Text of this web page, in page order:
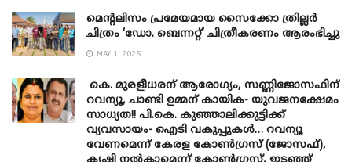
മെന്‍റലിസം പ്രമേയമായ സൈക്കോ ത്രില്ലർ
ചിത്രം ‘ഡോ. ബെന്നറ്റ്’ ചിത്രീകരണം ആരംഭിച്ചു
MAY 1, 2025
കെ. മുരളീധരന് ആരോഗ്യം, സണ്ണിജോസഫിന്
റവന്യൂ, ചാണ്ടി ഉമ്മന് കായിക- യുവജനക്ഷേമം
സാധ്യത!! പി.കെ. കുഞ്ഞാലിക്കുട്ടിക്ക്
വ്യവസായം- ഐടി വകുപ്പുകൾ… റവന്യൂ
വേണമെന്ന് കേരള കോൺഗ്രസ് (ജോസഫ്),